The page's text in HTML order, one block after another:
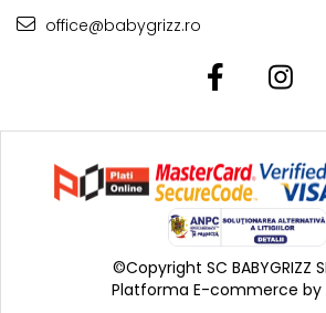
office@babygrizz.ro
©Copyright SC BABYGRIZZ
Platforma E-commerce by